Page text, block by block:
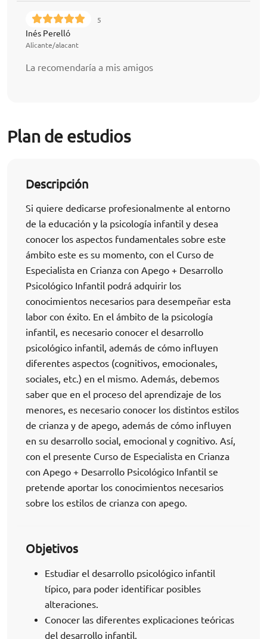
5
Inés Perelló
Alicante/alacant
La recomendaría a mis amigos
Plan de estudios
Descripción
Si quiere dedicarse profesionalmente al entorno
de la educación y la psicología infantil y desea
conocer los aspectos fundamentales sobre este
ámbito este es su momento, con el Curso de
Especialista en Crianza con Apego + Desarrollo
Psicológico Infantil podrá adquirir los
conocimientos necesarios para desempeñar esta
labor con éxito. En el ámbito de la psicología
infantil, es necesario conocer el desarrollo
psicológico infantil, además de cómo influyen
diferentes aspectos (cognitivos, emocionales,
sociales, etc.) en el mismo. Además, debemos
saber que en el proceso del aprendizaje de los
menores, es necesario conocer los distintos estilos
de crianza y de apego, además de cómo influyen
en su desarrollo social, emocional y cognitivo. Así,
con el presente Curso de Especialista en Crianza
con Apego + Desarrollo Psicológico Infantil se
pretende aportar los conocimientos necesarios
sobre los estilos de crianza con apego.
Objetivos
Estudiar el desarrollo psicológico infantil
típico, para poder identificar posibles
alteraciones.
Conocer las diferentes explicaciones teóricas
del desarrollo infantil.